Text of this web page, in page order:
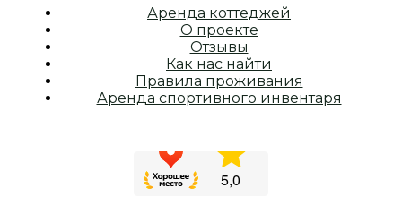
Аренда коттеджей
О проекте
Отзывы
Как нас найти
Правила проживания
Аренда спортивного инвентаря